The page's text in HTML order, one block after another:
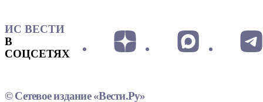
ИС ВЕСТИ
В
СОЦСЕТЯХ
© Сетевое издание «Вести.Ру»